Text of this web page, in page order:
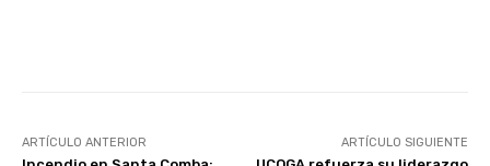
ARTÍCULO ANTERIOR ARTÍCULO SIGUIENTE